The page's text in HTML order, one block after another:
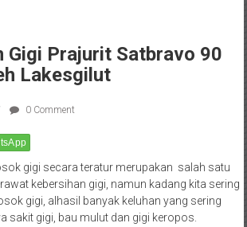
Gigi Prajurit Satbravo 90
Lakesgilut
0 Comment
gigi secara teratur merupakan salah satu
kebersihan gigi, namun kadang kita sering
gigi, alhasil banyak keluhan yang sering
sakit gigi, bau mulut dan gigi keropos.